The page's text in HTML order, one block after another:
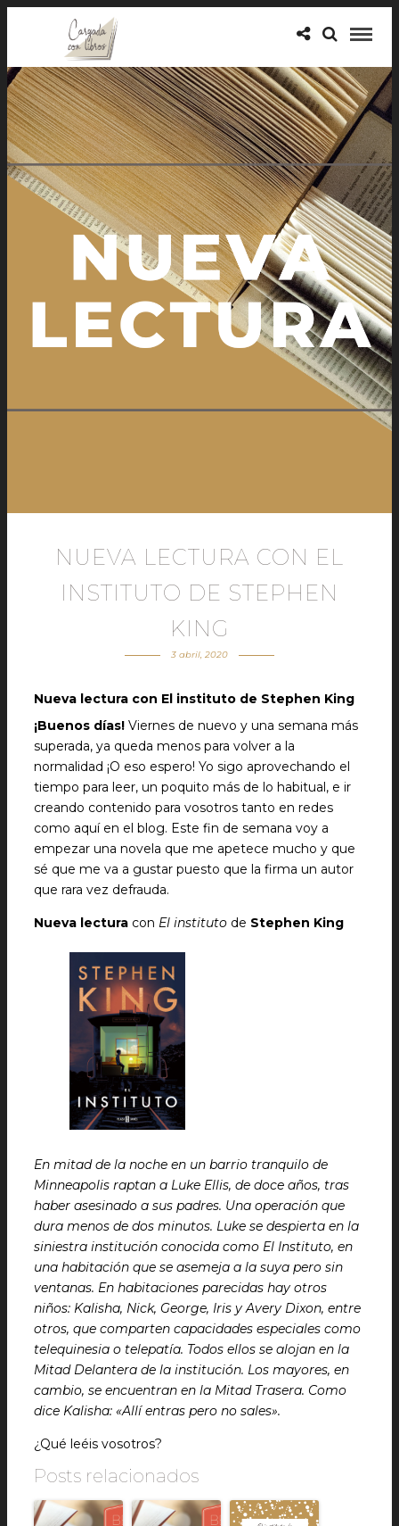
NUEVA LECTURA CON EL
INSTITUTO DE STEPHEN
KING
3 abril, 2020
Nueva lectura con El instituto de Stephen King
¡Buenos días! Viernes de nuevo y una semana más
superada, ya queda menos para volver a la
normalidad ¡O eso espero! Yo sigo aprovechando el
tiempo para leer, un poquito más de lo habitual, e ir
creando contenido para vosotros tanto en redes
como aquí en el blog. Este fin de semana voy a
empezar una novela que me apetece mucho y que
sé que me va a gustar puesto que la firma un autor
que rara vez defrauda.
Nueva lectura con El instituto de Stephen King
En mitad de la noche en un barrio tranquilo de
Minneapolis raptan a Luke Ellis, de doce años, tras
haber asesinado a sus padres. Una operación que
dura menos de dos minutos. Luke se despierta en la
siniestra institución conocida como El Instituto, en
una habitación que se asemeja a la suya pero sin
ventanas. En habitaciones parecidas hay otros
niños: Kalisha, Nick, George, Iris y Avery Dixon, entre
otros, que comparten capacidades especiales como
telequinesia o telepatía. Todos ellos se alojan en la
Mitad Delantera de la institución. Los mayores, en
cambio, se encuentran en la Mitad Trasera. Como
dice Kalisha: «Allí entras pero no sales».
¿Qué leéis vosotros?
Posts relacionados